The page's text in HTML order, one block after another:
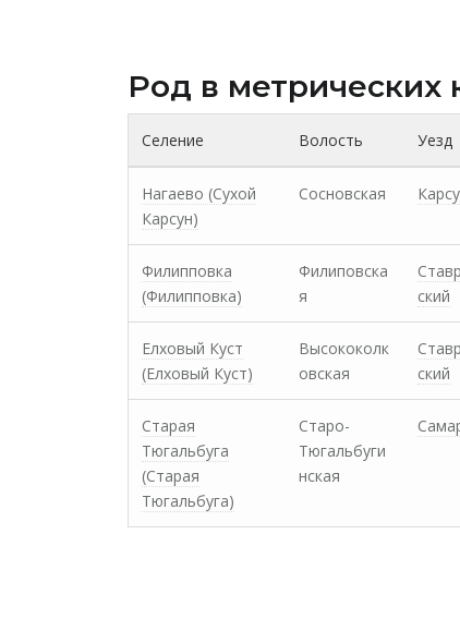
Род в метрических
Селение Волость Уезд
Нагаево (Сухой
Карсун)
Сосновская
Филипповка
(Филипповка)
Филиповска
я
ский
Елховый Куст
(Елховый Куст)
Высококолк
овская
ский
Старая
Тюгальбуга
(Старая
Тюгальбуга)
Старо-
Тюгальбуги
нская